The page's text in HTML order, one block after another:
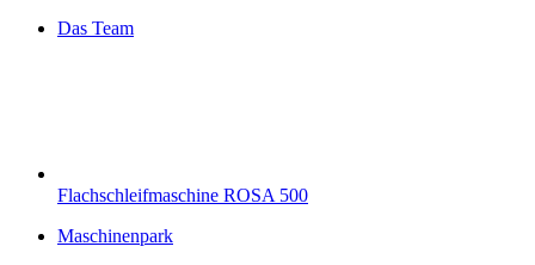
Das Team
Flachschleifmaschine ROSA 500
Maschinenpark